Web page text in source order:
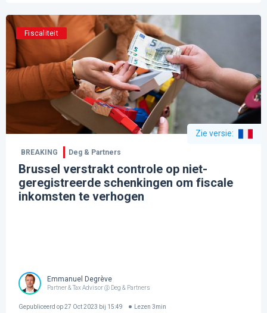
Fiscaliteit
Zie versie:
BREAKING Deg & Partners
Brussel verstrakt controle op niet-
geregistreerde schenkingen om fiscale
inkomsten te verhogen
Emmanuel Degrève
Partner & Tax Advisor @ Deg & Partners
Gepubliceerd op27 Oct 2023 bij 15:49 Lezen 3min